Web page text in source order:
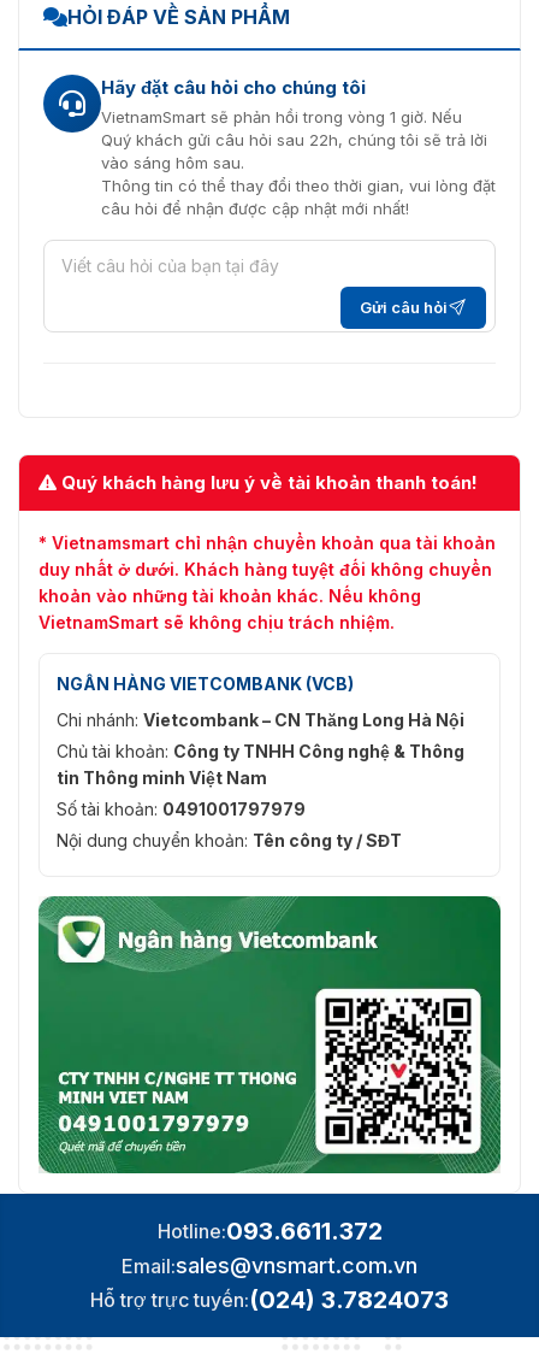
HỎI ĐÁP VỀ SẢN PHẨM
Hãy đặt câu hỏi cho chúng tôi
VietnamSmart sẽ phản hồi trong vòng 1 giờ. Nếu
Quý khách gửi câu hỏi sau 22h, chúng tôi sẽ trả lời
vào sáng hôm sau.
Thông tin có thể thay đổi theo thời gian, vui lòng đặt
câu hỏi để nhận được cập nhật mới nhất!
Gửi câu hỏi
Quý khách hàng lưu ý về tài khoản thanh toán!
* Vietnamsmart chỉ nhận chuyển khoản qua tài khoản
duy nhất ở dưới. Khách hàng tuyệt đối không chuyển
khoản vào những tài khoản khác. Nếu không
VietnamSmart sẽ không chịu trách nhiệm.
NGÂN HÀNG VIETCOMBANK (VCB)
Chi nhánh: Vietcombank – CN Thăng Long Hà Nội
Chủ tài khoản: Công ty TNHH Công nghệ & Thông
tin Thông minh Việt Nam
Số tài khoản: 0491001797979
Nội dung chuyển khoản: Tên công ty / SĐT
Hotline:093.6611.372
Email:sales@vnsmart.com.vn
Hỗ trợ trực tuyến:(024) 3.7824073